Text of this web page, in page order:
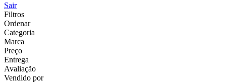
Sair
Filtros
Ordenar
Categoria
Marca
Preço
Entrega
Avaliação
Vendido por